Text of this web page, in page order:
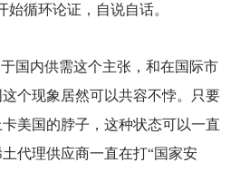
循环论证，自说自话。
国内供需这个主张，和在国际市
个现象居然可以共容不悖。只要
美国的脖子，这种状态可以一直
代理供应商一直在打“国家安